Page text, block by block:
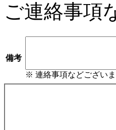
ご連絡事項
備考
※ 連絡事項などござい